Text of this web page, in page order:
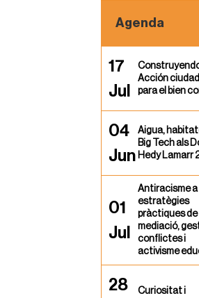
Agenda
17
Jul
Acción
para el bien
04
Jun
Aigua,
Big Tech als
Hedy Lamarr
01
Jul
Antiracisme a
estratègies
pràctiques de
mediació,
conflictes i
activisme
28
Curiositat i